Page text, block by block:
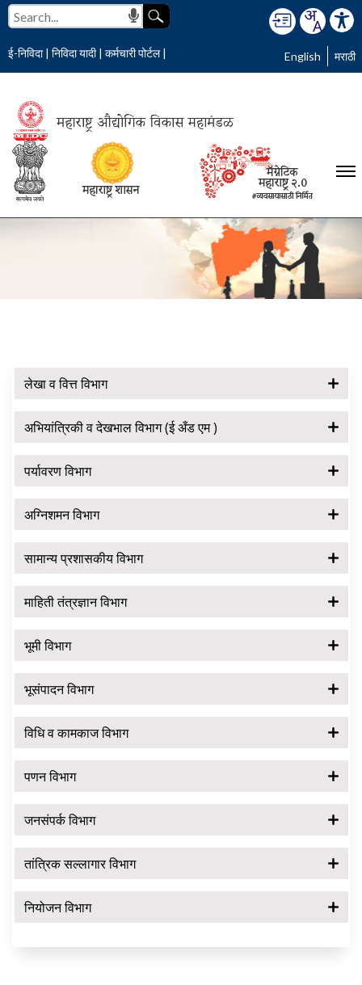
ई-निविदा| निविदा यादी| कर्मचारी पोर्टल| English मराठी
लेखा व वित्त विभाग
अभियांत्रिकी व देखभाल विभाग (ई अँड एम )
पर्यावरण विभाग
अग्निशमन विभाग
सामान्य प्रशासकीय विभाग
माहिती तंत्रज्ञान विभाग
भूमी विभाग
भूसंपादन विभाग
विधि व कामकाज विभाग
पणन विभाग
जनसंपर्क विभाग
तांत्रिक सल्लागार विभाग
नियोजन विभाग